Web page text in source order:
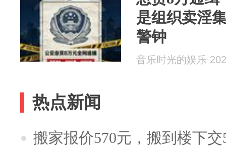
是组织卖淫
警钟
音乐时光的娱乐
热点新闻
搬家报价570元，搬到楼下